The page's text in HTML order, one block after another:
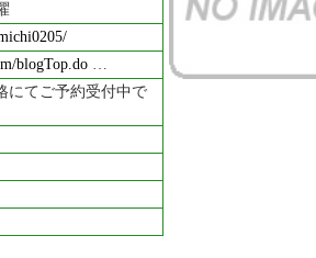
blogTop.do …
にてご予約受付中で